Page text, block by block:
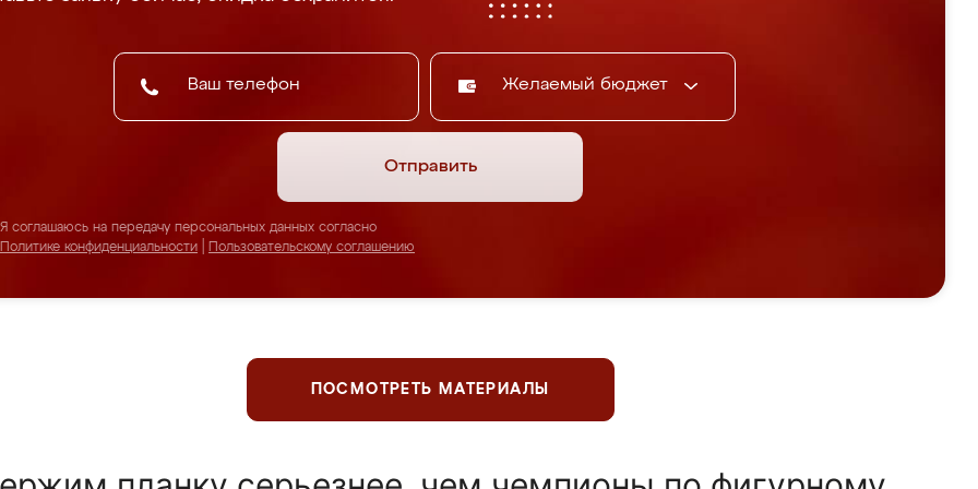
Желаемый бюджет
Отправить
Я соглашаюсь на передачу персональных данных согласно
Политике конфиденциальности
Пользовательскому соглашению
ПОСМОТРЕТЬ МАТЕРИАЛЫ